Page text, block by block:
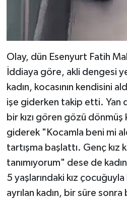
Olay, dün Esenyurt Fatih
İddiaya göre, akli dengesi
kadın, kocasının kendisini
işe giderken takip etti. Yan
bir kızı gören gözü dönmüş
giderek "Kocamla beni mi
tartışma başlattı. Genç kız
tanımıyorum" dese de
5 yaşlarındaki kız
ayrılan kadın, bir süre